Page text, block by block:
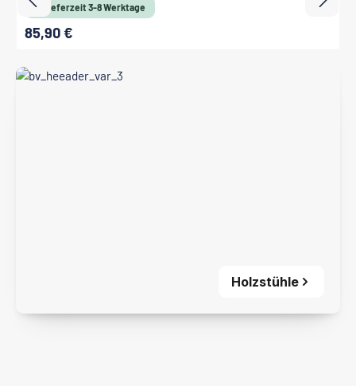
Lieferzeit 3-8 Werktage
Regulärer Preis:
85,90 €
Holzstühle
Holzstühle